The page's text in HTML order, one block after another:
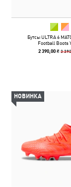
Бутсы ULTRA 6
Football Boots
2 390,00 ₴3
НОВИНКА